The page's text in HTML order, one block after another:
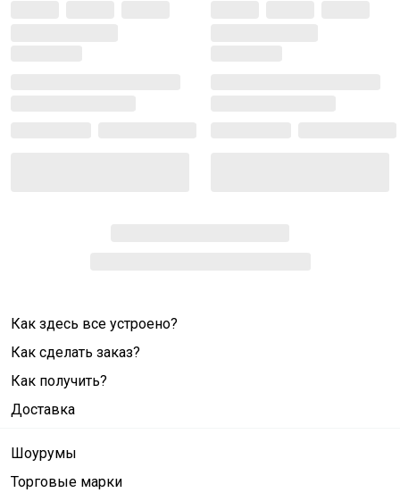
Как здесь все устроено?
Как сделать заказ?
Как получить?
Доставка
Шоурумы
Торговые марки